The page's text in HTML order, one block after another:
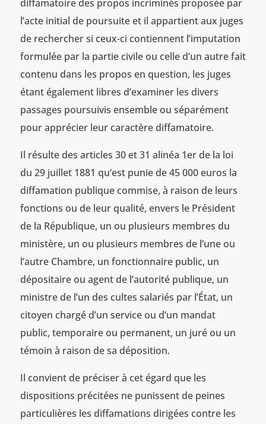
diffamatoire des propos incriminés proposée par
l’acte initial de poursuite et il appartient aux juges
de rechercher si ceux-ci contiennent l’imputation
formulée par la partie civile ou celle d’un autre fait
contenu dans les propos en question, les juges
étant également libres d’examiner les divers
passages poursuivis ensemble ou séparément
pour apprécier leur caractère diffamatoire.
Il résulte des articles 30 et 31 alinéa 1er de la loi
du 29 juillet 1881 qu’est punie de 45 000 euros la
diffamation publique commise, à raison de leurs
fonctions ou de leur qualité, envers le Président
de la République, un ou plusieurs membres du
ministère, un ou plusieurs membres de l’une ou
l’autre Chambre, un fonctionnaire public, un
dépositaire ou agent de l’autorité publique, un
ministre de l’un des cultes salariés par l’État, un
citoyen chargé d’un service ou d’un mandat
public, temporaire ou permanent, un juré ou un
témoin à raison de sa déposition.
Il convient de préciser à cet égard que les
dispositions précitées ne punissent de peines
particulières les diffamations dirigées contre les